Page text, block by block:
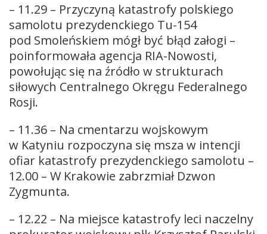
– 11.29 – Przyczyną katastrofy polskiego
samolotu prezydenckiego Tu-154
pod Smoleńskiem mógł być błąd załogi –
poinformowała agencja RIA-Nowosti,
powołując się na źródło w strukturach
siłowych Centralnego Okręgu Federalnego
Rosji.
– 11.36 – Na cmentarzu wojskowym
w Katyniu rozpoczyna się msza w intencji
ofiar katastrofy prezydenckiego samolotu –
12.00 – W Krakowie zabrzmiał Dzwon
Zygmunta.
– 12.22 – Na miejsce katastrofy leci naczelny